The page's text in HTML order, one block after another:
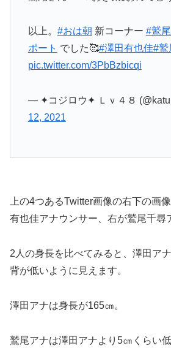
以上。 #おは朝 新コーナー #鷲
ポート でした🥰#澤田有也佳#鷲
pic.twitter.com/3PbBzbicqi
— ✦コジロウ✦ Ｌｖ４８
12, 2021
上の4つあるTwitter画像の右下の画
有也佳アナウンサー、右が鷲尾千尋
2人の身長を比べてみると、澤田ア
背が低いように見えます。
澤田アナは身長が165㎝。
鷲尾アナは澤田アナより5㎝くらい